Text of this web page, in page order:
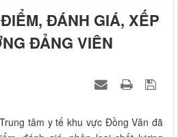
ĐÁNH GIÁ, XẾP
ĐẢNG VIÊN
tâm y tế khu vực Đồng Văn đã